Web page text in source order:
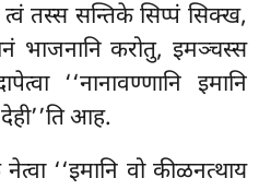
तस्स सन्तिके सिप्पं सिक्ख,
भाजनानि करोतु, इमञ्चस्स
‘‘नानावण्णानि इमानि
आह.
‘‘इमानि वो कीळनत्थाय